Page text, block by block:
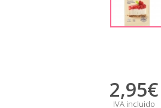
2,95€
IVA incluido